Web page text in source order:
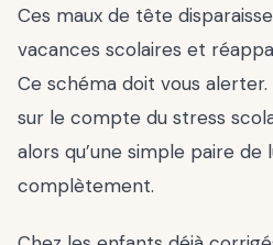
Ces maux de tête
vacances scolaires et
Ce schéma doit vous
sur le compte du stress
alors qu’une simple paire
complètement.